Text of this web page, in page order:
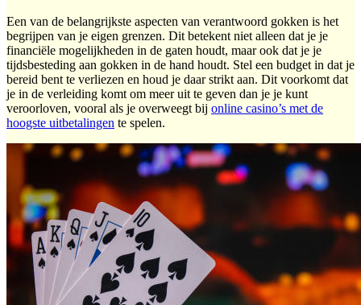
Een van de belangrijkste aspecten van verantwoord gokken is het
begrijpen van je eigen grenzen. Dit betekent niet alleen dat je je
financiële mogelijkheden in de gaten houdt, maar ook dat je je
tijdsbesteding aan gokken in de hand houdt. Stel een budget in dat je
bereid bent te verliezen en houd je daar strikt aan. Dit voorkomt dat
je in de verleiding komt om meer uit te geven dan je je kunt
veroorloven, vooral als je overweegt bij online casino’s met de
hoogste uitbetalingen te spelen.